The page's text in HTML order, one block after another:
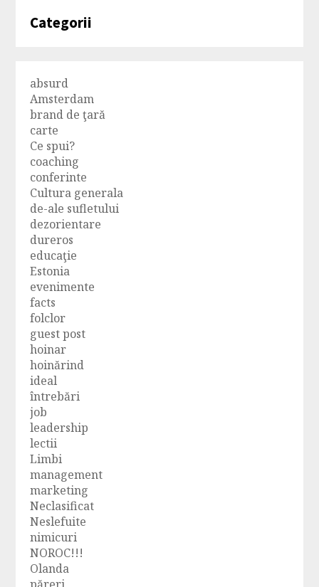
Categorii
absurd
Amsterdam
brand de ţară
carte
Ce spui?
coaching
conferinte
Cultura generala
de-ale sufletului
dezorientare
dureros
educaţie
Estonia
evenimente
facts
folclor
guest post
hoinar
hoinărind
ideal
întrebări
job
leadership
lectii
Limbi
management
marketing
Neclasificat
Neslefuite
nimicuri
NOROC!!!
Olanda